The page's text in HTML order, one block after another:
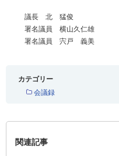
議長 北 猛俊
署名議員 横山久仁雄
署名議員 宍戸 義美
カテゴリー
会議録
関連記事